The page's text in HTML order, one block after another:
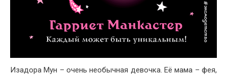
Изадора Мун – очень необычная девочка. Её мама – фея,